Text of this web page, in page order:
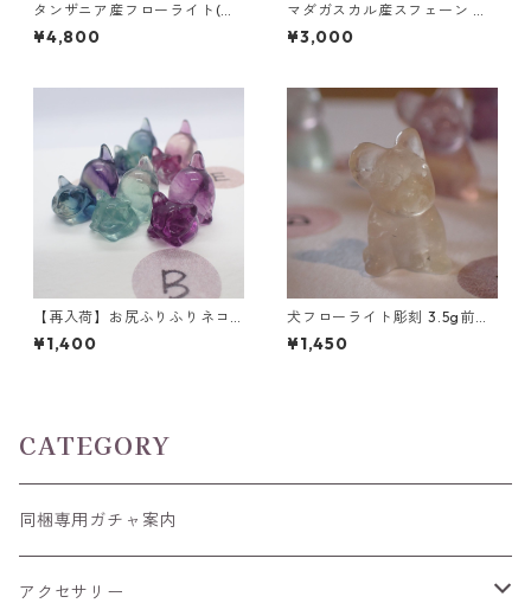
タンザニア産フローライト(蛍
光) ペアシェイプカットルース
5.46ct 13.8mm*10.8mm*7.0
¥4,800
マダガスカル産スフェーン オ
ーバルカットルース 1.03ct 6.
3mm*5.3mm*3.6mm
¥3,000
【再入荷】お尻ふりふりネコ
フローライト彫刻 3g前後 15m
m*10.5mm*17.5mm前後
¥1,400
犬フローライト彫刻 3.5g前後
高さ17mm前後
¥1,450
CATEGORY
同梱専用ガチャ案内
アクセサリー